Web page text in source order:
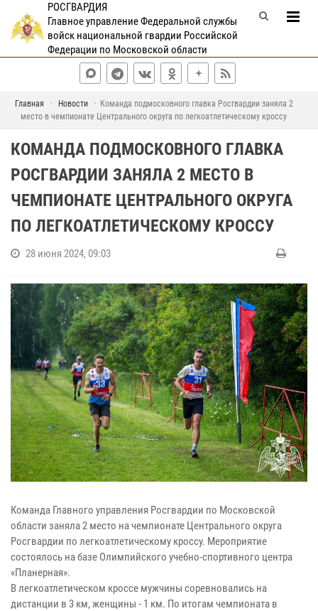
РОСГВАРДИЯ
Главное управление Федеральной службы
войск национальной гвардии Российской
Федерации по Московской области
Главная Новости
Команда подмосковного главка Росгвардии заняла 2
место в чемпионате Центрального округа по легкоатлетическому кроссу
КОМАНДА ПОДМОСКОВНОГО ГЛАВКА
РОСГВАРДИИ ЗАНЯЛА 2 МЕСТО В
ЧЕМПИОНАТЕ ЦЕНТРАЛЬНОГО ОКРУГА
ПО ЛЕГКОАТЛЕТИЧЕСКОМУ КРОССУ
28 июня 2024, 09:03
Команда Главного управления Росгвардии по Московской
области заняла 2 место на чемпионате Центрального округа
Росгвардии по легкоатлетическому кроссу. Мероприятие
состоялось на базе Олимпийского учебно-спортивного центра
«Планерная».
В легкоатлетическом кроссе мужчины соревновались на
дистанции в 3 км, женщины - 1 км. По итогам чемпионата в